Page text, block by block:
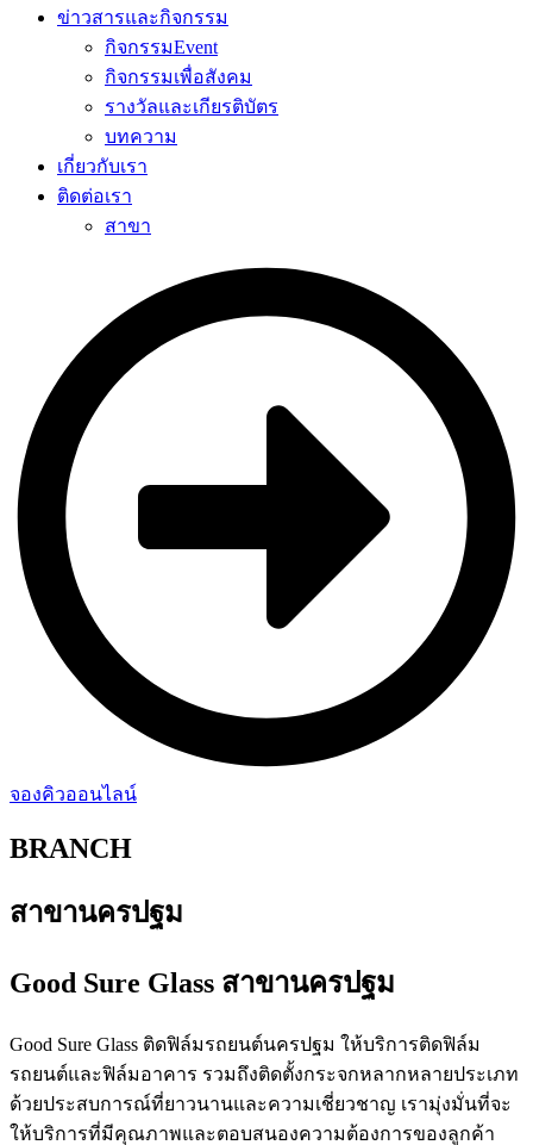
ข่าวสารและกิจกรรม
กิจกรรมEvent
กิจกรรมเพื่อสังคม
รางวัลและเกียรติบัตร
บทความ
เกี่ยวกับเรา
ติดต่อเรา
สาขา
จองคิวออนไลน์
BRANCH
สาขานครปฐม
Good Sure Glass สาขานครปฐม
Good Sure Glass ติดฟิล์มรถยนต์นครปฐม ให้บริการติดฟิล์ม
รถยนต์และฟิล์มอาคาร รวมถึงติดตั้งกระจกหลากหลายประเภท
ด้วยประสบการณ์ที่ยาวนานและความเชี่ยวชาญ เรามุ่งมั่นที่จะ
ให้บริการที่มีคุณภาพและตอบสนองความต้องการของลูกค้า